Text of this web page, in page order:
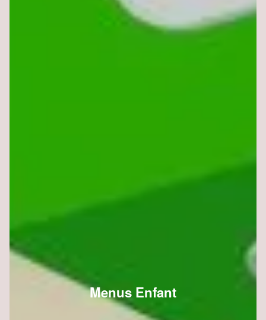
Menus Enfant